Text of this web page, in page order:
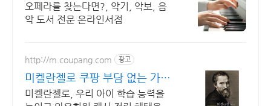
오페라를 찾는다면?, 악기, 악보, 음
악 도서 전문 온라인서점
http://m.coupang.com 광고
미켈란젤로 쿠팡 부담 없는 가격,
알찬 구성
미켈란젤로, 우리 아이 학습 능력을